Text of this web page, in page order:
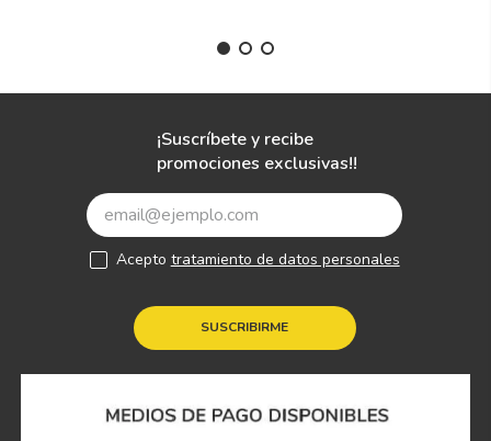
¡Suscríbete y recibe
promociones exclusivas!!
SUSCRIBIRME
Acepto tratamiento de datos personales